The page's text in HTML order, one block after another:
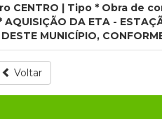
CENTRO | Tipo * Obra de
DA ETA -
MUNICÍPIO,
Voltar